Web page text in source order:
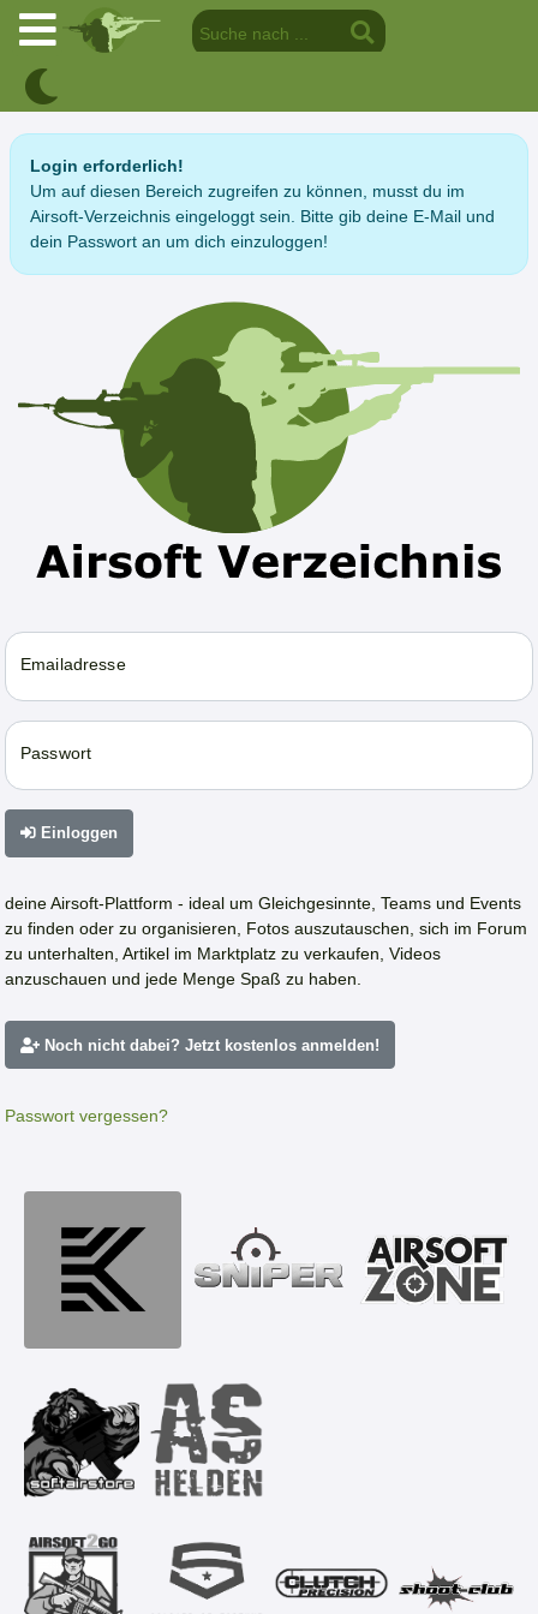
Login erforderlich!
Um auf diesen Bereich zugreifen zu können, musst du im
Airsoft-Verzeichnis eingeloggt sein. Bitte gib deine E-Mail und
dein Passwort an um dich einzuloggen!
Emailadresse
Passwort
Einloggen
deine Airsoft-Plattform - ideal um Gleichgesinnte, Teams und Events
zu finden oder zu organisieren, Fotos auszutauschen, sich im Forum
zu unterhalten, Artikel im Marktplatz zu verkaufen, Videos
anzuschauen und jede Menge Spaß zu haben.
Noch nicht dabei? Jetzt kostenlos anmelden!
Passwort vergessen?